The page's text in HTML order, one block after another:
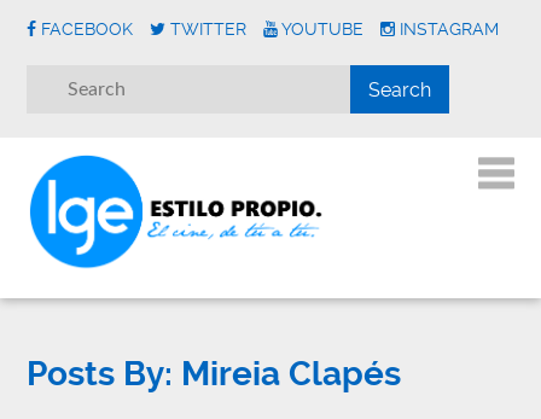
FACEBOOK TWITTER YOUTUBE INSTAGRAM
Posts By: Mireia Clapés